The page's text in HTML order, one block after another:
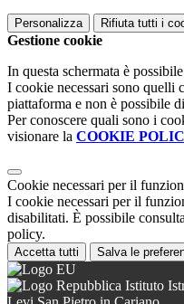
Personalizza Rifiuta tutti i
Gestione cookie
In questa schermata è
I cookie necessari sono quelli
piattaforma e non è possibile
Per conoscere quali sono i
visionare la COOKIE
Cookie necessari per il
I cookie necessari per il
disabilitati. È possibile
policy.
Accetta tutti Salva le
Istituto